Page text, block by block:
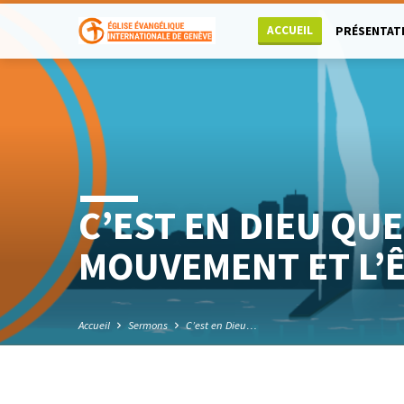
ACCUEIL
C’EST EN DIEU
MOUVEMENT ET
Accueil Sermons C’est en Dieu…